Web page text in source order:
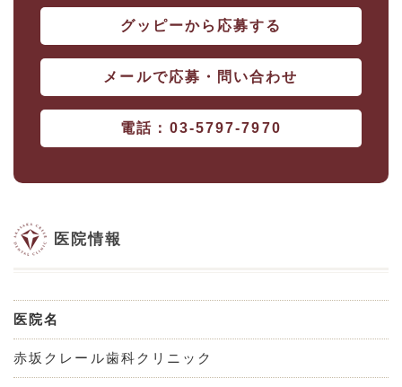
グッピーから応募する
メールで応募・問い合わせ
電話：03-5797-7970
医院情報
医院名
赤坂クレール歯科クリニック